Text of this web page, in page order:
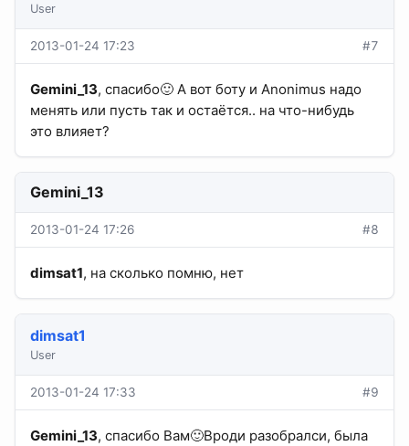
User
2013-01-24 17:23 #7
Gemini_13, спасибо🙂 А вот боту и Anonimus надо
менять или пусть так и остаётся.. на что-нибудь
это влияет?
Gemini_13
2013-01-24 17:26 #8
dimsat1, на сколько помню, нет
dimsat1
User
2013-01-24 17:33 #9
Gemini_13, спасибо Вам🙂Вроди разобралси, была